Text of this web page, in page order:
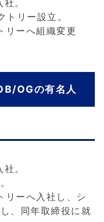
。
リー設立。
リーへ組織変更
OGの有名人
。
リーへ入社し、シ
、同年取締役に就